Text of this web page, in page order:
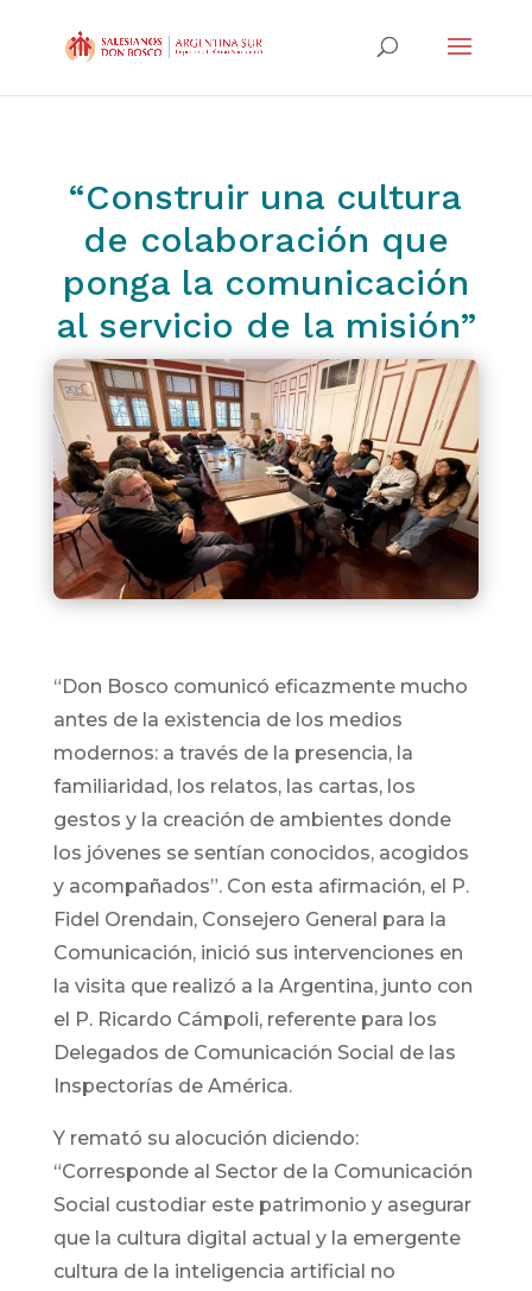
“Construir una cultura
de colaboración que
ponga la comunicación
al servicio de la misión”
“Don Bosco comunicó eficazmente mucho
antes de la existencia de los medios
modernos: a través de la presencia, la
familiaridad, los relatos, las cartas, los
gestos y la creación de ambientes donde
los jóvenes se sentían conocidos, acogidos
y acompañados”. Con esta afirmación, el P.
Fidel Orendain, Consejero General para la
Comunicación, inició sus intervenciones en
la visita que realizó a la Argentina, junto con
el P. Ricardo Cámpoli, referente para los
Delegados de Comunicación Social de las
Inspectorías de América.
Y remató su alocución diciendo:
“Corresponde al Sector de la Comunicación
Social custodiar este patrimonio y asegurar
que la cultura digital actual y la emergente
cultura de la inteligencia artificial no